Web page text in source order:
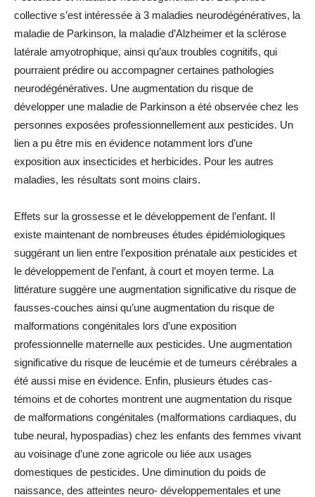
collective s’est intéressée à 3 maladies neurodégénératives, la
maladie de Parkinson, la maladie d’Alzheimer et la sclérose
latérale amyotrophique, ainsi qu’aux troubles cognitifs, qui
pourraient prédire ou accompagner certaines pathologies
neurodégénératives. Une augmentation du risque de
développer une maladie de Parkinson a été observée chez les
personnes exposées professionnellement aux pesticides. Un
lien a pu être mis en évidence notamment lors d’une
exposition aux insecticides et herbicides. Pour les autres
maladies, les résultats sont moins clairs.
Effets sur la grossesse et le développement de l’enfant. Il
existe maintenant de nombreuses études épidémiologiques
suggérant un lien entre l’exposition prénatale aux pesticides et
le développement de l’enfant, à court et moyen terme. La
littérature suggère une augmentation significative du risque de
fausses-couches ainsi qu’une augmentation du risque de
malformations congénitales lors d’une exposition
professionnelle maternelle aux pesticides. Une augmentation
significative du risque de leucémie et de tumeurs cérébrales a
été aussi mise en évidence. Enfin, plusieurs études cas-
témoins et de cohortes montrent une augmentation du risque
de malformations congénitales (malformations cardiaques, du
tube neural, hypospadias) chez les enfants des femmes vivant
au voisinage d’une zone agricole ou liée aux usages
domestiques de pesticides. Une diminution du poids de
naissance, des atteintes neuro- développementales et une